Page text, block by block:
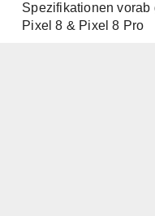
Spezifikationen vorab
Pixel 8 & Pixel 8 Pro